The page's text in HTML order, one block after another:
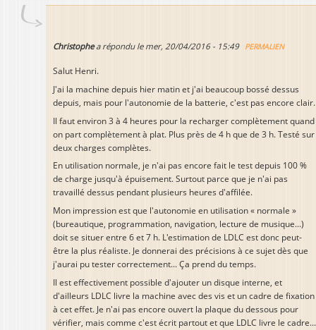
Christophea répondu le mer, 20/04/2016 - 15:49 PERMALIEN
Salut Henri.
J'ai la machine depuis hier matin et j'ai beaucoup bossé dessus
depuis, mais pour l'autonomie de la batterie, c'est pas encore clair.
Il faut environ 3 à 4 heures pour la recharger complètement quand
on part complètement à plat. Plus près de 4 h que de 3 h. Testé sur
deux charges complètes.
En utilisation normale, je n'ai pas encore fait le test depuis 100 %
de charge jusqu'à épuisement. Surtout parce que je n'ai pas
travaillé dessus pendant plusieurs heures d'affilée.
Mon impression est que l'autonomie en utilisation « normale »
(bureautique, programmation, navigation, lecture de musique...)
doit se situer entre 6 et 7 h. L'estimation de LDLC est donc peut-
être la plus réaliste. Je donnerai des précisions à ce sujet dès que
j'aurai pu tester correctement... Ça prend du temps.
Il est effectivement possible d'ajouter un disque interne, et
d'ailleurs LDLC livre la machine avec des vis et un cadre de fixation
à cet effet. Je n'ai pas encore ouvert la plaque du dessous pour
vérifier, mais comme c'est écrit partout et que LDLC livre le cadre...